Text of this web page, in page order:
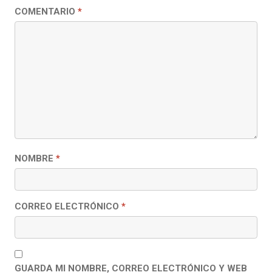
COMENTARIO *
NOMBRE *
CORREO ELECTRÓNICO *
GUARDA MI NOMBRE, CORREO ELECTRÓNICO Y WEB